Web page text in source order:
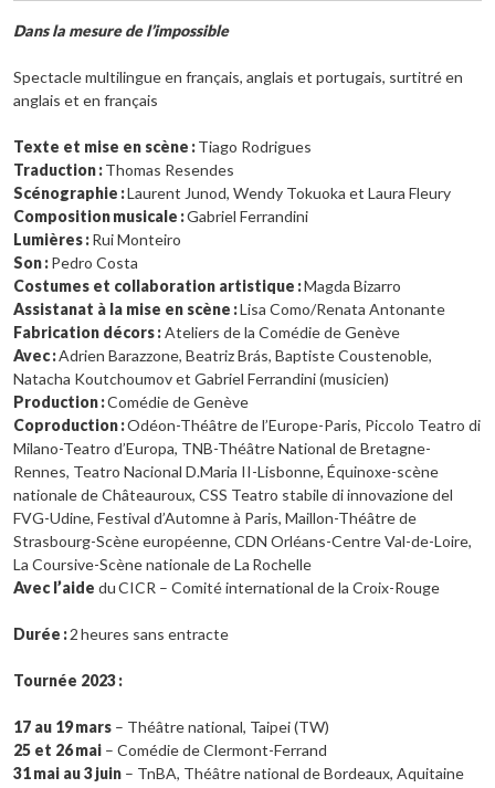
Dans la mesure de l’impossible
Spectacle multilingue en français, anglais et portugais, surtitré en
anglais et en français
Texte et mise en scène :Tiago Rodrigues
Traduction:Thomas Resendes
Scénographie :Laurent Junod, Wendy Tokuoka et Laura Fleury
Compositionmusicale :Gabriel Ferrandini
Lumières:Rui Monteiro
Son:Pedro Costa
Costumes et collaboration artistique :Magda Bizarro
Assistanat à la mise en scène :Lisa Como/Renata Antonante
Fabrication décors:Ateliers de la Comédie de Genève
Avec:Adrien Barazzone, Beatriz Brás, Baptiste Coustenoble,
Natacha Koutchoumov et Gabriel Ferrandini (musicien)
Production:Comédie de Genève
Coproduction:Odéon-Théâtre de l’Europe-Paris, Piccolo Teatro di
Milano-Teatro d’Europa, TNB-Théâtre National de Bretagne-
Rennes, Teatro Nacional D.Maria II-Lisbonne, Équinoxe-scène
nationale de Châteauroux, CSS Teatro stabile di innovazione del
FVG-Udine, Festival d’Automne à Paris, Maillon-Théâtre de
Strasbourg-Scène européenne, CDN Orléans-Centre Val-de-Loire,
La Coursive-Scène nationale de La Rochelle
Avec l’aide du CICR – Comité international de la Croix-Rouge
Durée :2 heures sans entracte
Tournée 2023:
17 au 19mars – Théâtre national, Taipei (TW)
25 et 26mai – Comédie de Clermont-Ferrand
31mai au 3juin – TnBA, Théâtre national de Bordeaux, Aquitaine